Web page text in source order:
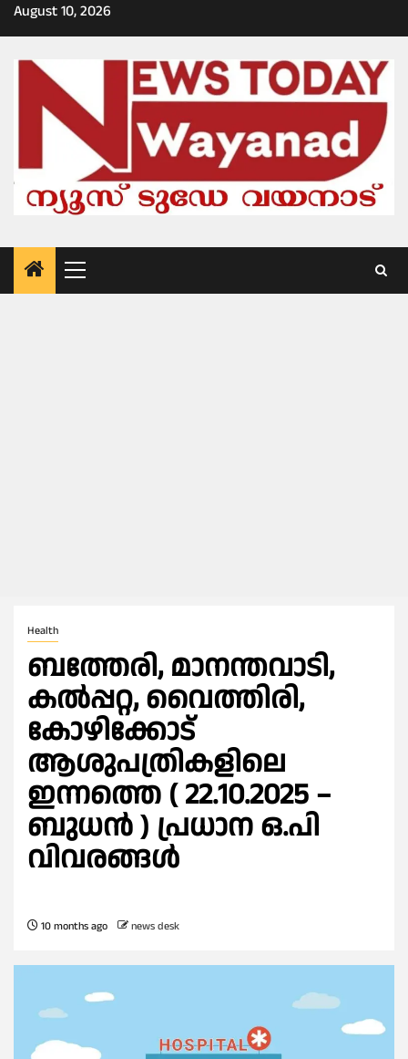
Skip
to
August 10, 2026
Primary
Menu
Health
ബത്തേരി, മാനന്തവാടി,
കൽപ്പറ്റ, വൈത്തിരി,
കോഴിക്കോട്
ആശുപത്രികളിലെ
ഇന്നത്തെ ( 22.10.2025 –
ബുധൻ ) പ്രധാന ഒ.പി
വിവരങ്ങൾ
10 months ago news desk